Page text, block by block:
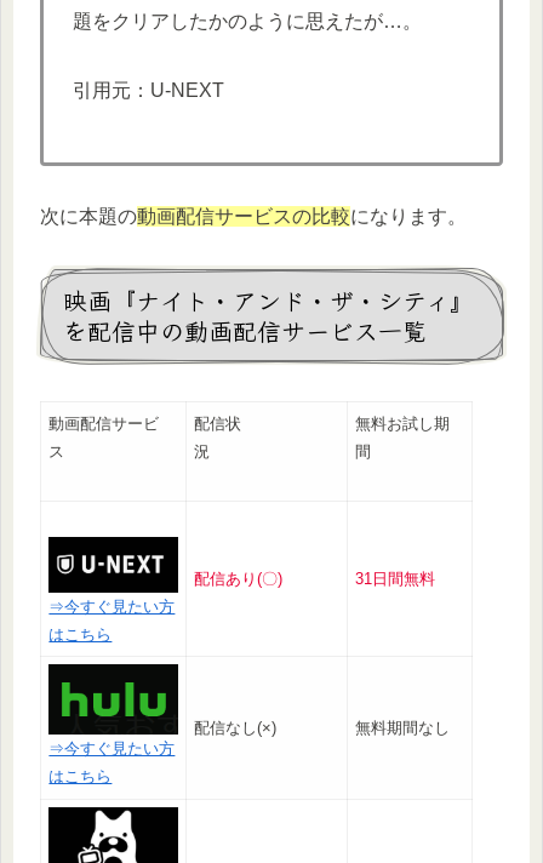
題をクリアしたかのように思えたが…。
引用元：U-NEXT
次に本題の動画配信サービスの比較になります。
映画『ナイト・アンド・ザ・シティ』
を配信中の動画配信サービス一覧
動画配信サービ
ス
配信状
況
無料お試し期
間
⇒今すぐ見たい方
はこちら
配信あり(〇) 31日間無料
⇒今すぐ見たい方
はこちら
配信なし(×) 無料期間なし